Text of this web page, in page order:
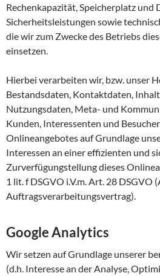
Rechenkapazität, Speicherplatz und
Sicherheitsleistungen sowie
die wir zum Zwecke des Betriebs
einsetzen.
Hierbei verarbeiten wir, bzw. unser
Bestandsdaten, Kontaktdaten,
Nutzungsdaten, Meta- und
Kunden, Interessenten und
Onlineangebotes auf Grundlage
Interessen an einer effizienten und
Zurverfügungstellung dieses
1 lit. f DSGVO i.V.m. Art. 28 DSGVO
Auftragsverarbeitungsvertrag).
Google Analytics
Wir setzen auf Grundlage unserer
(d.h. Interesse an der Analyse,